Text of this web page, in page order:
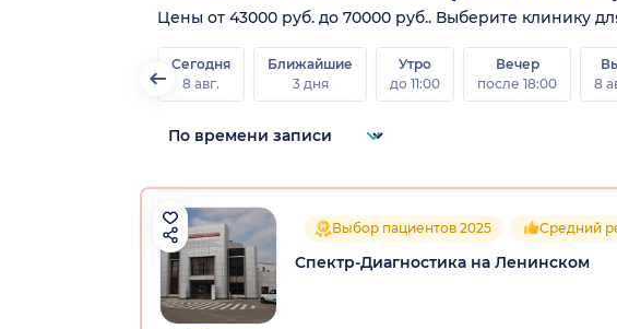
Цены от 43000 руб. до 70000 руб.. Выберите клинику
Сегодня
8 авг.
Ближайшие
3 дня
Утро
до 11:00
Вечер
после 18:00
8
Выбор пациентов 2025 Средний
Спектр-Диагностика на Ленинском